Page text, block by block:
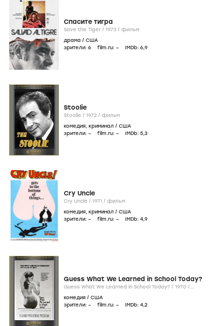
Спасите тигра
Save the Tiger / 1973 / фильм
драма / США
зрители: 6 film.ru: – IMDb: 6,9
Stoolie
Stoolie / 1972 / фильм
комедия, криминал / США
зрители: – film.ru: – IMDb: 5,3
Cry Uncle
Cry Uncle / 1971 / фильм
комедия, криминал / США
зрители: – film.ru: – IMDb: 4,9
Guess What We Learned in School Today?
Guess What We Learned in School Today? / 1970 /
комедия / США
зрители: – film.ru: – IMDb: 4,2